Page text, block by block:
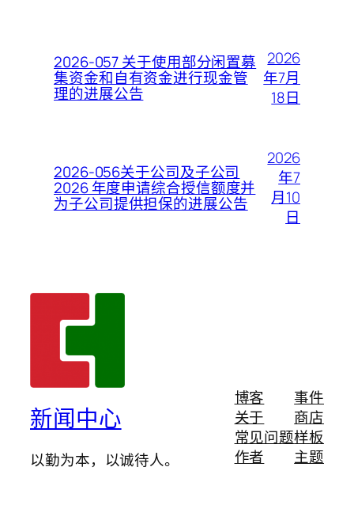
2026-057 关于使用部分闲置募
集资金和自有资金进行现金管
理的进展公告
2026
年7月
18日
2026-056关于公司及子公司
2026 年度申请综合授信额度并
为子公司提供担保的进展公告
2026
年7
月10
日
新闻中心
以勤为本，以诚待人。
博客
关于
常见问题
作者
事件
商店
样板
主题